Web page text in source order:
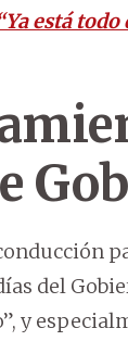
está
del
y